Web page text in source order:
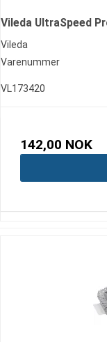
Vileda UltraSpeed
Vileda
Varenummer
VL173420
142,00 NOK